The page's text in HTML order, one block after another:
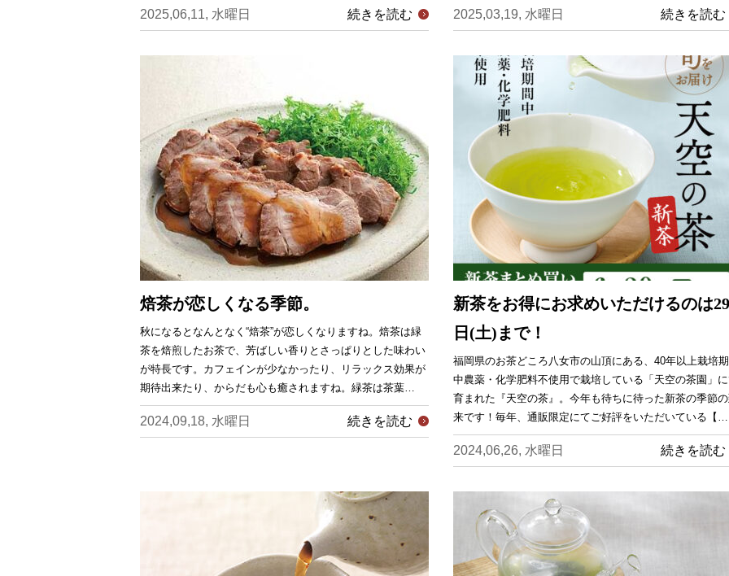
2025,06,11, 水曜日 続きを読む 2025,03,19, 水曜日 続きを読む
焙茶が恋しくなる季節。
秋になるとなんとなく“焙茶”が恋しくなりますね。焙茶は緑
茶を焙煎したお茶で、芳ばしい香りとさっぱりとした味わい
が特長です。カフェインが少なかったり、リラックス効果が
期待出来たり、からだも心も癒されますね。緑茶は茶葉…
2024,09,18, 水曜日 続きを読む
新茶をお得にお求めいただけるのは29
日(土)まで！
福岡県のお茶どころ八女市の山頂にある、40年以上栽培
中農薬・化学肥料不使用で栽培している「天空の茶園」
育まれた『天空の茶』。今年も待ちに待った新茶の季節
来です！毎年、通販限定にてご好評をいただいている【…
2024,06,26, 水曜日 続きを読む